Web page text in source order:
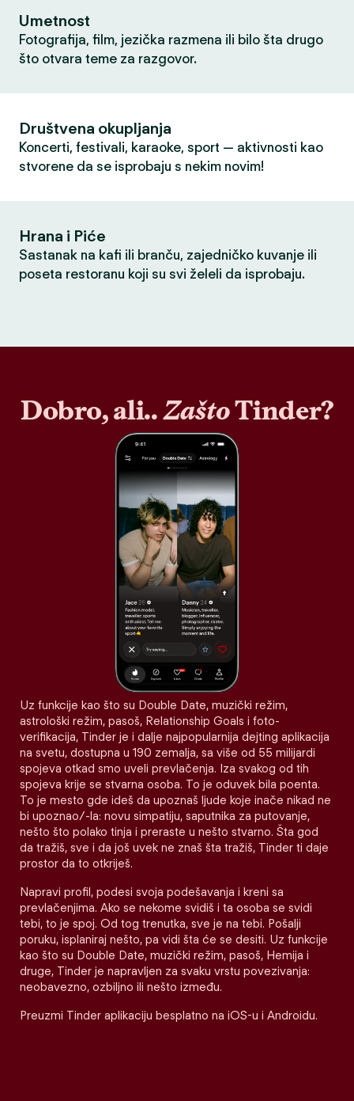
Umetnost
Fotografija, film, jezička razmena ili bilo šta drugo
što otvara teme za razgovor.
Društvena okupljanja
Koncerti, festivali, karaoke, sport — aktivnosti kao
stvorene da se isprobaju s nekim novim!
Hrana i Piće
Sastanak na kafi ili branču, zajedničko kuvanje ili
poseta restoranu koji su svi želeli da isprobaju.
Dobro, ali..ZaštoTinder?
Uz funkcije kao što su Double Date, muzički režim,
astrološki režim, pasoš, Relationship Goals i foto-
verifikacija, Tinder je i dalje najpopularnija dejting aplikacija
na svetu, dostupna u 190 zemalja, sa više od 55 milijardi
spojeva otkad smo uveli prevlačenja. Iza svakog od tih
spojeva krije se stvarna osoba. To je oduvek bila poenta.
To je mesto gde ideš da upoznaš ljude koje inače nikad ne
bi upoznao/-la: novu simpatiju, saputnika za putovanje,
nešto što polako tinja i preraste u nešto stvarno. Šta god
da tražiš, sve i da još uvek ne znaš šta tražiš, Tinder ti daje
prostor da to otkriješ.
Napravi profil, podesi svoja podešavanja i kreni sa
prevlačenjima. Ako se nekome svidiš i ta osoba se svidi
tebi, to je spoj. Od tog trenutka, sve je na tebi. Pošalji
poruku, isplaniraj nešto, pa vidi šta će se desiti. Uz funkcije
kao što su Double Date, muzički režim, pasoš, Hemija i
druge, Tinder je napravljen za svaku vrstu povezivanja:
neobavezno, ozbiljno ili nešto između.
Preuzmi Tinder aplikaciju besplatno na iOS-u i Androidu.